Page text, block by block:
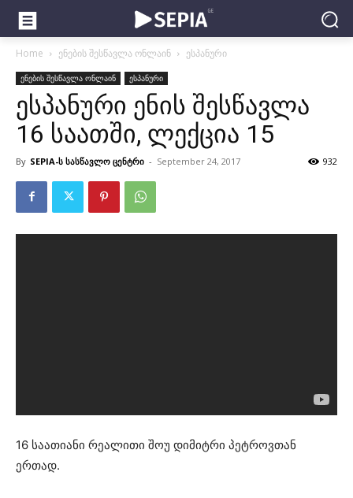
Home ენების შესწავლა ონლაინ ესპანური
ენების შესწავლა ონლაინ ესპანური
ესპანური ენის შესწავლა
16 საათში, ლექცია 15
By SEPIA-ს სასწავლო ცენტრი - September 24, 2017 932
16 საათიანი რეალითი შოუ დიმიტრი პეტროვთან
ერთად.